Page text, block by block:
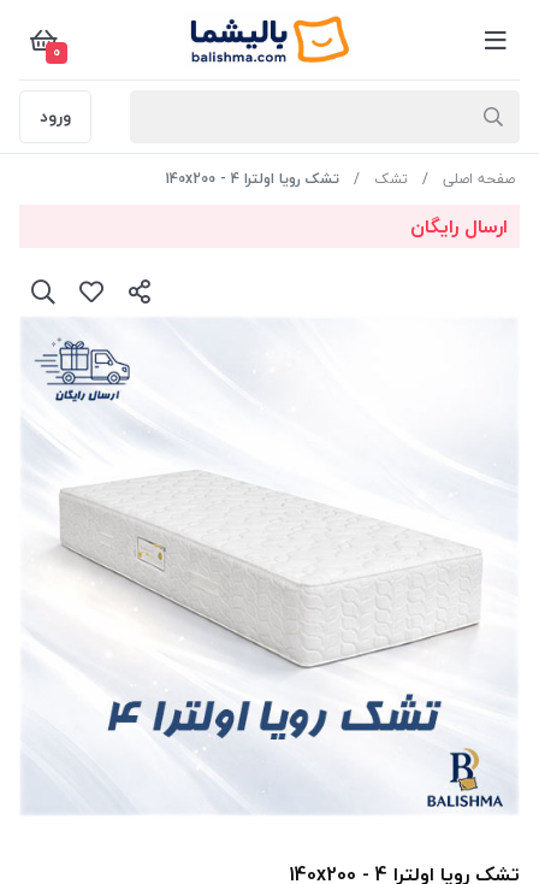
0
ورود
صفحه اصلی تشک تشک رویا اولترا 4 - 140x200
ارسال رایگان
تشک رویا اولترا 4 - 140x200